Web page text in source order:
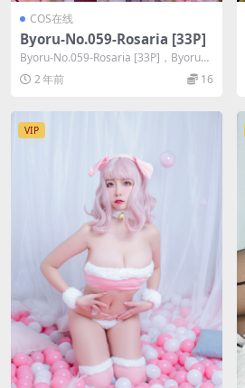
COS在线
Byoru-No.059-Rosaria [33P]
Byoru-No.059-Rosaria [33P]，Byoru在
线作品导航：B...
2 年前 16
VIP